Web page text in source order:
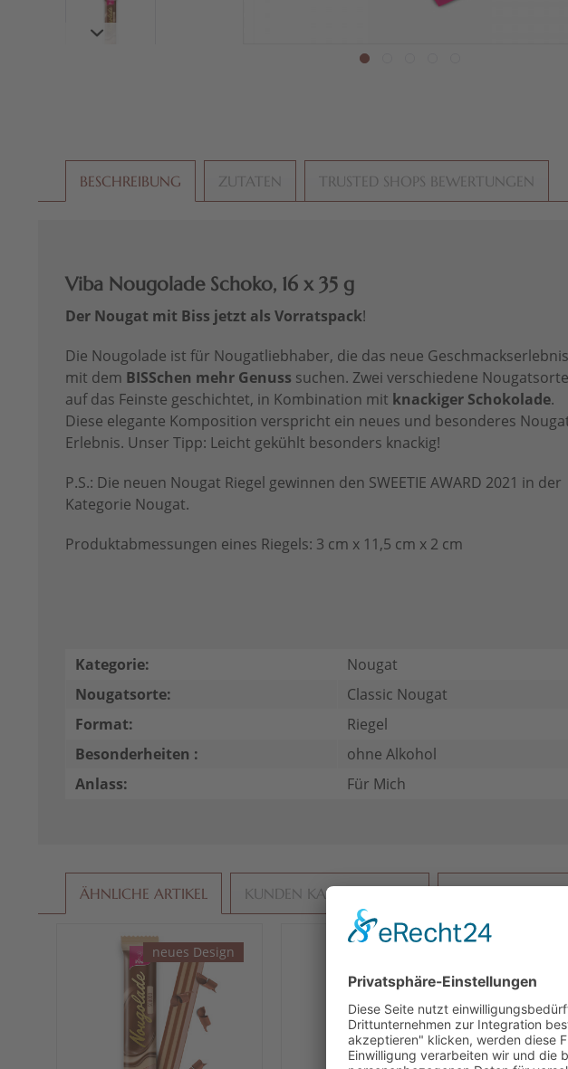
BESCHREIBUNG ZUTATEN TRUSTED SHOPS BEWERTUNGEN
Viba Nougolade Schoko, 16 x 35 g
Der Nougat mit Biss jetzt als Vorratspack!
Die Nougolade ist für Nougatliebhaber, die das neue Geschmackserlebnis
mit dem BISSchen mehr Genuss suchen. Zwei verschiedene
auf das Feinste geschichtet, in Kombination mit knackiger Schokolade.
Diese elegante Komposition verspricht ein neues und besonderes
Erlebnis. Unser Tipp: Leicht gekühlt besonders knackig!
P.S.: Die neuen Nougat Riegel gewinnen den SWEETIE AWARD 2021 in der
Kategorie Nougat.
Produktabmessungen eines Riegels: 3 cm x 11,5 cm x 2 cm
Kategorie:
Nougat
Nougatsorte:
Classic Nougat
Format:
Riegel
Besonderheiten :
ohne Alkohol
Anlass:
Für Mich
ÄHNLICHE ARTIKEL KUNDEN KAUFTEN AUCH
neues Design